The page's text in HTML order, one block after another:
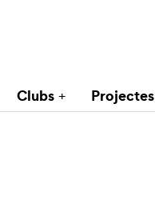
Clubs Projectes